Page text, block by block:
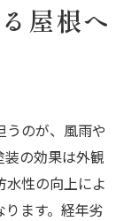
屋根へ
のが、風雨や
の効果は外観
水性の向上によ
ます。経年劣